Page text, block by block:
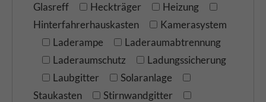
Glasreff
Heckträger
Heizung
Hinterfahrerhauskasten
Kamerasystem
Laderampe
Laderaumabtrennung
Laderaumschutz
Ladungssicherung
Laubgitter
Solaranlage
Staukasten
Stirnwandgitter